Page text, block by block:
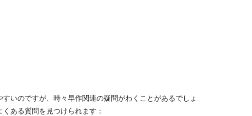
いのですが、時々早作関連の疑問がわくことがあるでしょ
ある質問を見つけられます：